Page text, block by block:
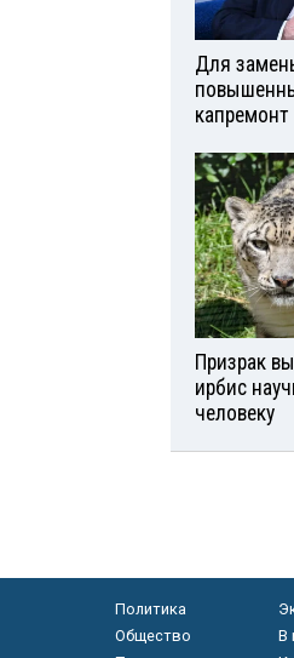
Для
капремонт
Призрак
ирбис
человеку
Политика
Общество
В